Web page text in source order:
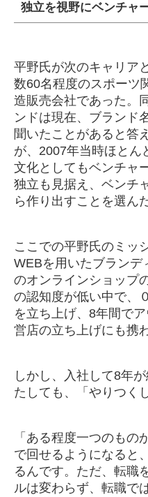
独立を視野にベンチャ
平野氏が次のキャリア
数60名程度のスポーツ
造販売会社であった。
ンドは現在、ブランド
聞いたことがあると答
が、2007年当時ほとん
文化としてもベンチャ
独立も見据え、ベンチ
ら作り出すことを選んだ
ここでの平野氏のミッ
WEBを用いたブランデ
のオンラインショップ
の認知度が低い中で、
を立ち上げ、8年間で
営店の立ち上げにも携
しかし、入社して8年
たしても、「やりつく
「ある程度一つのもの
で回せるようになると
るんです。ただ、転職
ルは変わらず、転職で